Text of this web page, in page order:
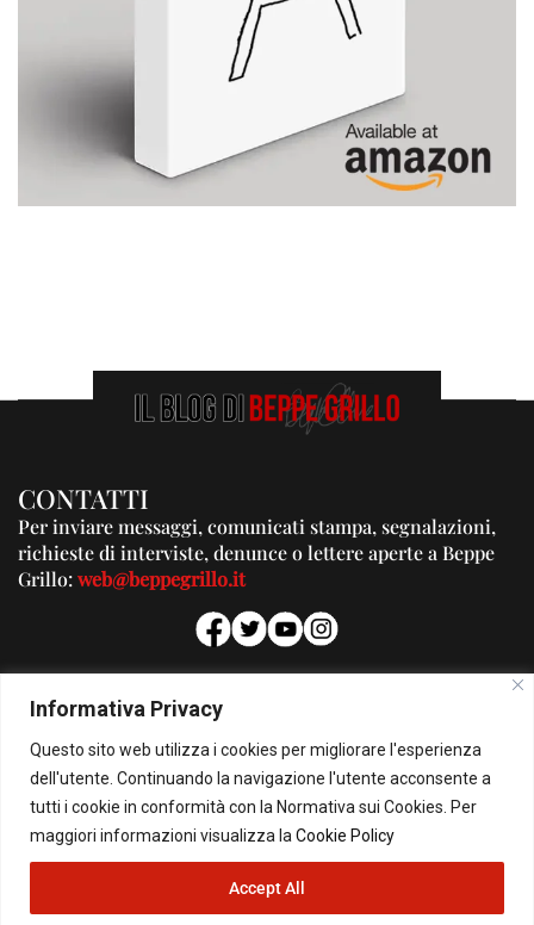
Informativa Privacy
Questo sito web utilizza i cookies per migliorare l'esperienza
dell'utente. Continuando la navigazione l'utente acconsente a
tutti i cookie in conformità con la Normativa sui Cookies. Per
maggiori informazioni visualizza la Cookie Policy
Accept All
CONTATTI
Per inviare messaggi, comunicati stampa, segnalazioni,
richieste di interviste, denunce o lettere aperte a Beppe
Grillo:web@beppegrillo.it
PUBBLICITA'
Per la tua pubblicità su questo Blog:
pubblicita@beppegrillo.it
© Copyright 2026 - Il Blog di Beppe Grillo. All Rights Reserved - Powered by
happygrafic.com